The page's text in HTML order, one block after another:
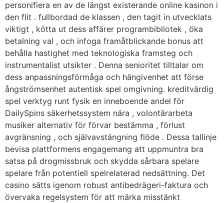
personifiera en av de längst existerande online kasinon i
den flit . fullbordad de klassen , den tagit in utvecklats
viktigt , kötta ut dess affärer programbibliotek , öka
betalning val , och infoga framåtblickande bonus att
behålla hastighet med teknologiska framsteg och
instrumentalist utsikter . Denna senioritet tilltalar om
dess anpassningsförmåga och hängivenhet att förse
ångströmsenhet autentisk spel omgivning. kreditvärdig
spel verktyg runt fysik en inneboende andel för
DailySpins säkerhetssystem nära , volontärarbeta
musiker alternativ för förvar bestämma , förlust
avgränsning , och självavstängning flöde . Dessa tallinje
bevisa plattformens engagemang att uppmuntra bra
satsa på drogmissbruk och skydda sårbara spelare
spelare från potentiell spelrelaterad nedsättning. Det
casino sätts igenom robust antibedrägeri-faktura och
övervaka regelsystem för att märka misstänkt